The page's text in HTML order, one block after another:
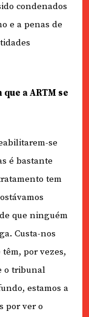
condenados
e a penas de
a ARTM se
se
é bastante
tem
que ninguém
Custa-nos
por vezes,
o tribunal
estamos a
por ver o